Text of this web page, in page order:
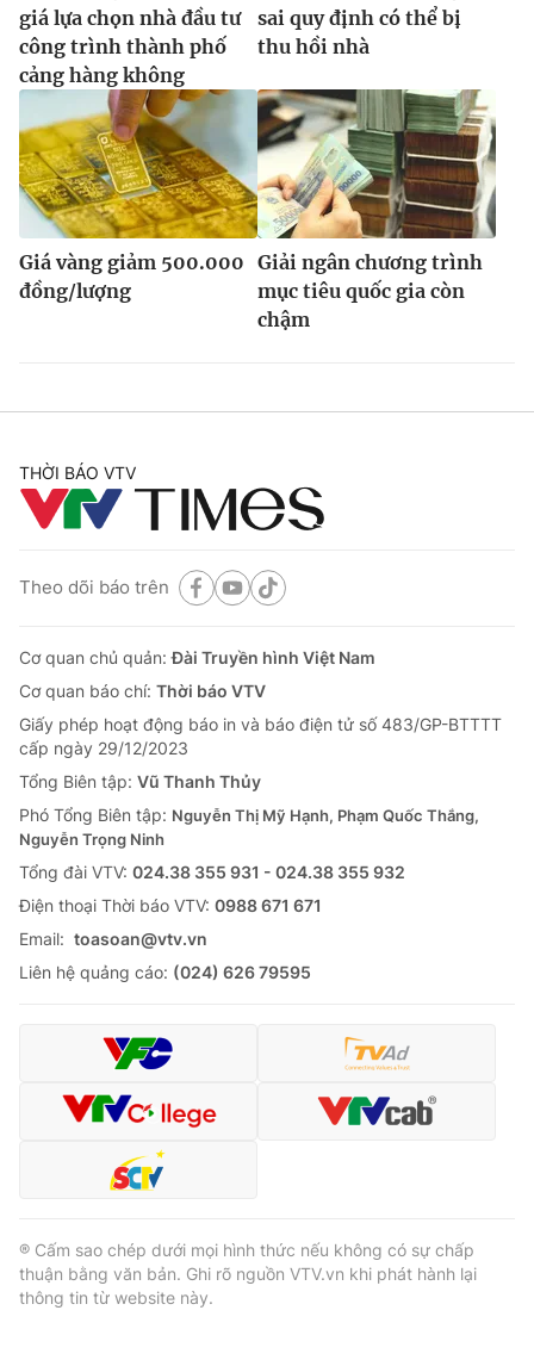
giá lựa chọn nhà đầu tư
công trình thành phố
cảng hàng không
sai quy định có thể bị
thu hồi nhà
Giá vàng giảm 500.000
đồng/lượng
Giải ngân chương trình
mục tiêu quốc gia còn
chậm
THỜI BÁO VTV
Theo dõi báo trên
Cơ quan chủ quản:Đài Truyền hình Việt Nam
Cơ quan báo chí: Thời báo VTV
Giấy phép hoạt động báo in và báo điện tử số 483/GP-BTTTT
cấp ngày 29/12/2023
Tổng Biên tập: Vũ Thanh Thủy
Phó Tổng Biên tập: Nguyễn Thị Mỹ Hạnh, Phạm Quốc Thắng,
Nguyễn Trọng Ninh
Tổng đài VTV: 024.38 355 931 - 024.38 355 932
Ðiện thoại Thời báo VTV: 0988 671 671
Email: toasoan@vtv.vn
Liên hệ quảng cáo: (024) 626 79595
® Cấm sao chép dưới mọi hình thức nếu không có sự chấp
thuận bằng văn bản. Ghi rõ nguồn VTV.vn khi phát hành lại
thông tin từ website này.